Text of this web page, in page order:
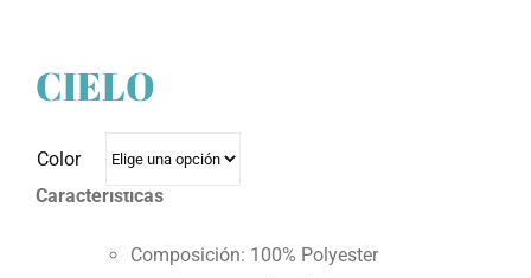
CIELO
Color
Características
Composición: 100% Polyester